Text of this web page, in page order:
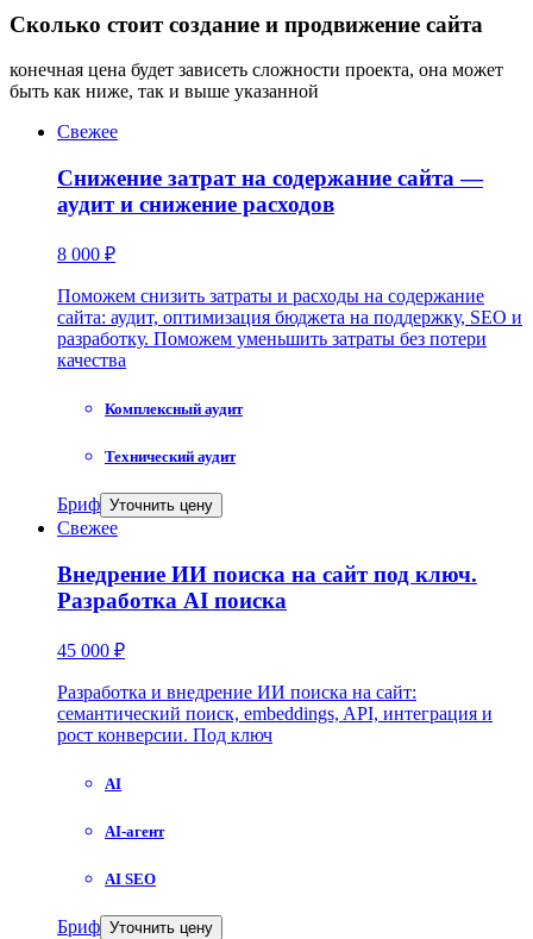
Сколько стоит создание и продвижение сайта
конечная цена будет зависеть сложности проекта, она может
быть как ниже, так и выше указанной
Свежее
Снижение затрат на содержание сайта —
аудит и снижение расходов
8 000 ₽
Поможем снизить затраты и расходы на содержание
сайта: аудит, оптимизация бюджета на поддержку, SEO и
разработку. Поможем уменьшить затраты без потери
качества
Комплексный аудит
Технический аудит
Бриф Уточнить цену
Свежее
Внедрение ИИ поиска на сайт под ключ.
Разработка AI поиска
45 000 ₽
Разработка и внедрение ИИ поиска на сайт:
семантический поиск, embeddings, API, интеграция и
рост конверсии. Под ключ
AI
AI-агент
AI SEO
Бриф Уточнить цену